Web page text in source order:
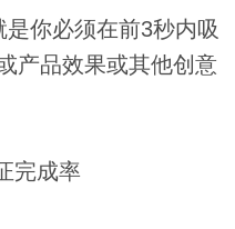
你必须在前3秒内吸
产品效果或其他创意
完成率